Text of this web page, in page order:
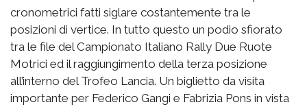
cronometrici fatti siglare costantemente tra le
posizioni di vertice. In tutto questo un podio sfiorato
tra le file del Campionato Italiano Rally Due Ruote
Motrici ed il raggiungimento della terza posizione
all’interno del Trofeo Lancia. Un biglietto da visita
importante per Federico Gangi e Fabrizia Pons in vista